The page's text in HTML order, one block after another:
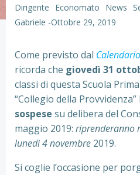
Dirigente Economato News
Gabriele -Ottobre 29, 2019
Come previsto dal
ricorda che giovedì 31
classi di questa Scuola
“Collegio della Provvidenza”
sospese su delibera del
maggio 2019: riprenderanno
lunedì 4 novembre 2019.
Si coglie l’occasione per